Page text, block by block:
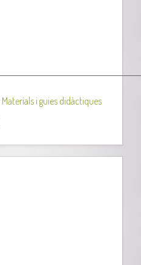
Materials i guies didàctiques